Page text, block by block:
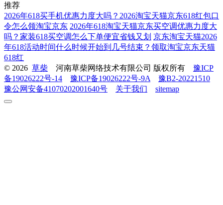
推荐
2026年618买手机优惠力度大吗？2026淘宝天猫京东618红包口
令怎么领淘宝京东 2026年618淘宝天猫京东买空调优惠力度大
吗？家装618买空调怎么下单便宜省钱又划 京东淘宝天猫2026
年618活动时间什么时候开始到几号结束？领取淘宝京东天猫
618红
© 2026 草柴 河南草柴网络技术有限公司 版权所有 豫ICP
备19026222号-14
豫ICP备19026222号-9A
豫B2-20221510
豫公网安备41070202001640号
关于我们 sitemap